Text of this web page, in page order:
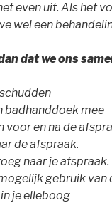
even uit. Als het
wel een
dat we ons
badhanddoek mee
voor en na de
de afspraak.
naar je
gebruik van
je elleboog